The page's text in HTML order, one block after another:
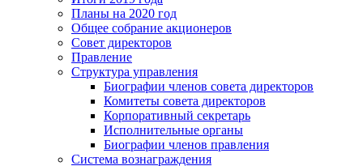
Планы на 2020 год
Общее собрание акционеров
Совет директоров
Правление
Структура управления
Биографии членов совета директоров
Комитеты совета директоров
Корпоративный секретарь
Исполнительные органы
Биографии членов правления
Система вознаграждения